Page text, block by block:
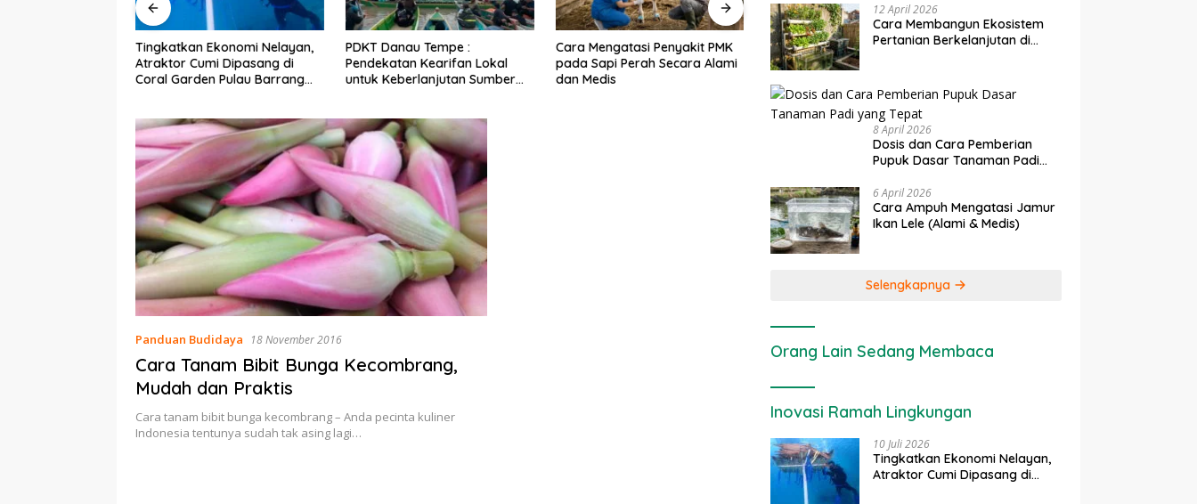
PDKT Danau Tempe :
Pendekatan Kearifan Lokal
untuk Keberlanjutan Sumber
Cara Mengatasi Penyakit PMK
pada Sapi Perah Secara Alami
dan Medis
Dosis dan Cara Pemupukan
Tanaman Padi pada Fase
Vegetatif Aktif yang Tepat
Penerapan IoT dalam
Pertanian Modern di Indonesia
Ekonomi Sumber Daya Lahan:
Panduan Budidaya 18 November 2016
Cara Tanam Bibit Bunga Kecombrang,
Mudah dan Praktis
Cara tanam bibit bunga kecombrang – Anda pecinta kuliner
Indonesia tentunya sudah tak asing lagi…
12 April 2026
Cara Membangun Ekosistem
Pertanian Berkelanjutan di
8 April 2026
Dosis dan Cara Pemberian
Pupuk Dasar Tanaman Padi
6 April 2026
Cara Ampuh Mengatasi Jamur
Ikan Lele (Alami & Medis)
Selengkapnya
Orang Lain Sedang Membaca
Inovasi Ramah Lingkungan
10 Juli 2026
Tingkatkan Ekonomi Nelayan,
Atraktor Cumi Dipasang di